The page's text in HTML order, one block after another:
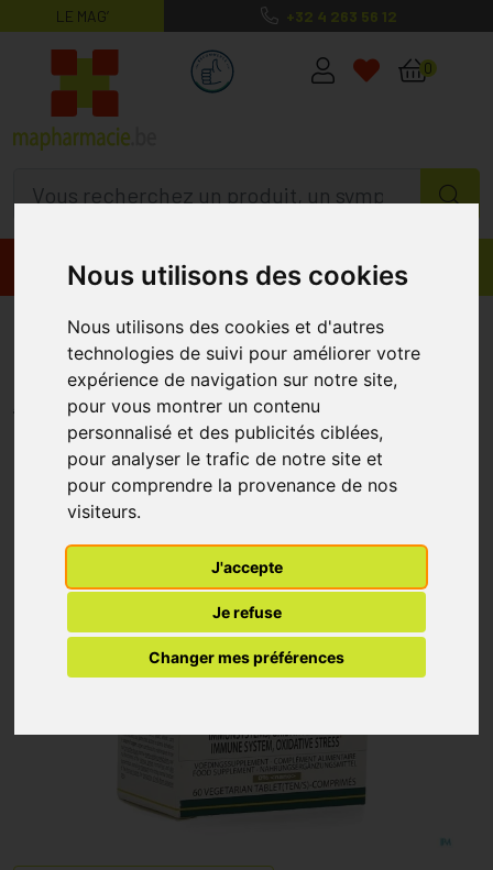
Nous utilisons des cookies
Nous utilisons des cookies et d'autres
technologies de suivi pour améliorer votre
expérience de navigation sur notre site,
pour vous montrer un contenu
personnalisé et des publicités ciblées,
pour analyser le trafic de notre site et
pour comprendre la provenance de nos
visiteurs.
J'accepte
Je refuse
Changer mes préférences
LE MAG’ +32 4 263 56 12
MaPharmacie.be ma santé, mes
0
Promos Produits
Altisa Cuivre Bisglycinate 2mg
Comprimés 60
ALTISA